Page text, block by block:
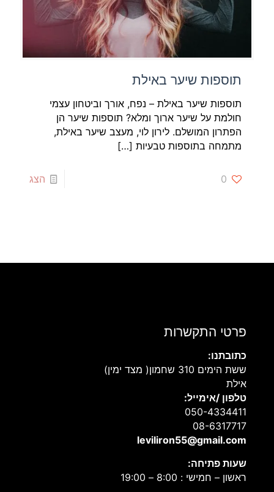
תוספות שיער באילת
תוספות שיער באילת – נפח, אורך וביטחון עצמי
חולמת על שיער ארוך ומלא? תוספות שיער הן
הפתרון המושלם. לירון לוי, מעצב שיער באילת,
מתמחה בתוספות טבעיות […]
0 הצג
פרטי התקשרות
כתובתנו:
ששת הימים 310 שחמון( מצד ימין)
אילת
טלפון /אימייל:
050-4334411
08-6317717
leviliron55@gmail.com
שעות פתיחה:
ראשון – חמישי : 8:00 – 19:00